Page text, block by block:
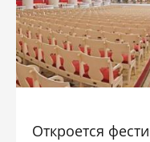
Откроется